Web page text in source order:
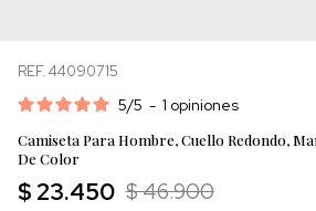
REF. 44090715
5/5 - 1 opiniones
Camiseta Para Hombre, Cuello Redondo,
De Color
$ 23.450 $ 46.900